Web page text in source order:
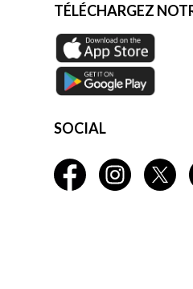
TÉLÉCHARGEZ
SOCIAL